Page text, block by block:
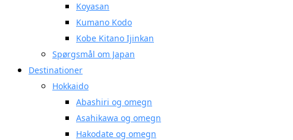
Koyasan
Kumano Kodo
Kobe Kitano Ijinkan
Spørgsmål om Japan
Destinationer
Hokkaido
Abashiri og omegn
Asahikawa og omegn
Hakodate og omegn